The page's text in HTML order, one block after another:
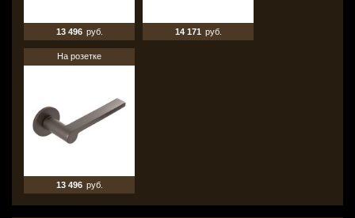
13 496 руб. 14 171 руб.
На розетке
13 496 руб.